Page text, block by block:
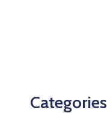
Categories